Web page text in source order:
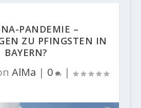
PANDEMIE –
ZU PFINGSTEN IN
BAYERN?
AlMa | 0 |